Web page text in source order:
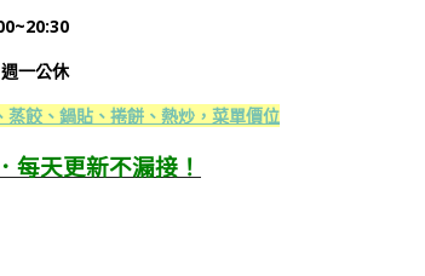
一公休
餃、鍋貼、捲餅、熱炒，菜單價位
每天更新不漏接！